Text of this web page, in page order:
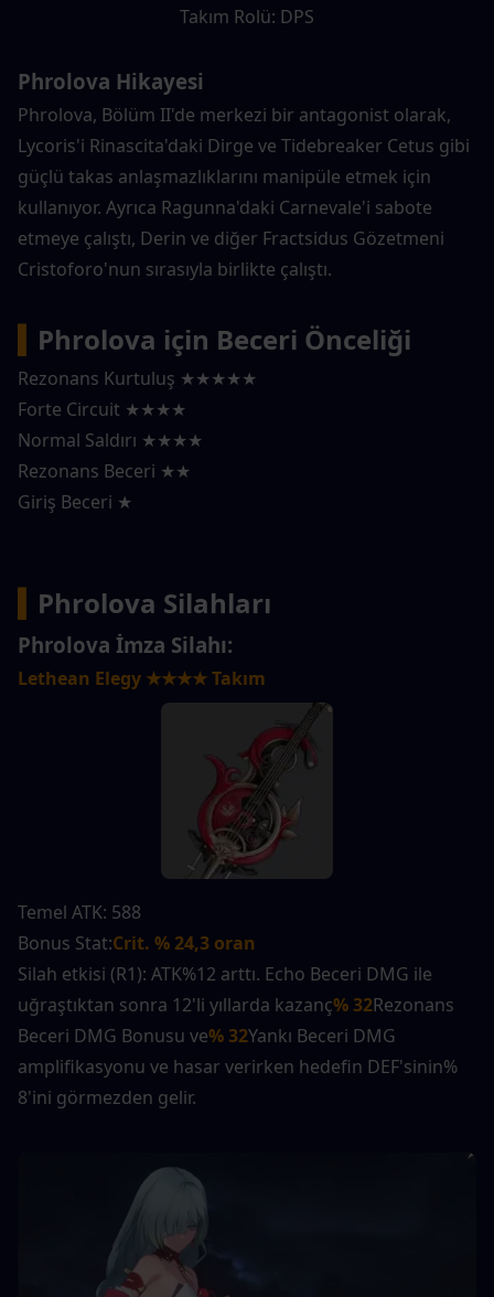
Takım Rolü: DPS
Phrolova Hikayesi
Phrolova, Bölüm II'de merkezi bir antagonist olarak,
Lycoris'i Rinascita'daki Dirge ve Tidebreaker Cetus gibi
güçlü takas anlaşmazlıklarını manipüle etmek için
kullanıyor. Ayrıca Ragunna'daki Carnevale'i sabote
etmeye çalıştı, Derin ve diğer Fractsidus Gözetmeni
Cristoforo'nun sırasıyla birlikte çalıştı.
Phrolova için Beceri Önceliği
Rezonans Kurtuluş ★★★★★
Forte Circuit ★★★★
Normal Saldırı ★★★★
Rezonans Beceri ★★
Giriş Beceri ★
Phrolova Silahları
Phrolova İmza Silahı:
Lethean Elegy ★★★★ Takım
Temel ATK: 588
Bonus Stat:Crit. % 24,3 oran
Silah etkisi (R1): ATK%12 arttı. Echo Beceri DMG ile
uğraştıktan sonra 12'li yıllarda kazanç% 32Rezonans
Beceri DMG Bonusu ve% 32Yankı Beceri DMG
amplifikasyonu ve hasar verirken hedefin DEF'sinin%
8'ini görmezden gelir.